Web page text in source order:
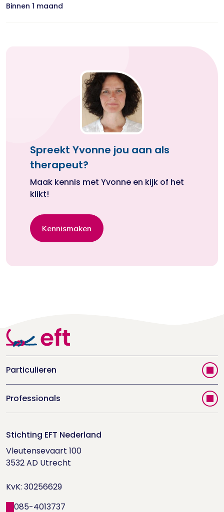
Binnen 1 maand
Spreekt Yvonne jou aan als
therapeut?
Maak kennis met Yvonne en kijk of het
klikt!
Kennismaken
Particulieren
Vind jouw therapeut
Videoportal
Doe de relatietest
Houd me Vast-bijeenkomsten
Professionals
Trainingen
Supervisorenlijst
Nieuwsbrief ontvangen?
Wetenschappelijk onderzoek
Stichting EFT Nederland
Vleutensevaart 100
3532 AD Utrecht
KvK: 30256629
085-4013737